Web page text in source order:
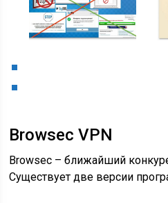
Browsec VPN
Browsec – ближайший
Существует две версии